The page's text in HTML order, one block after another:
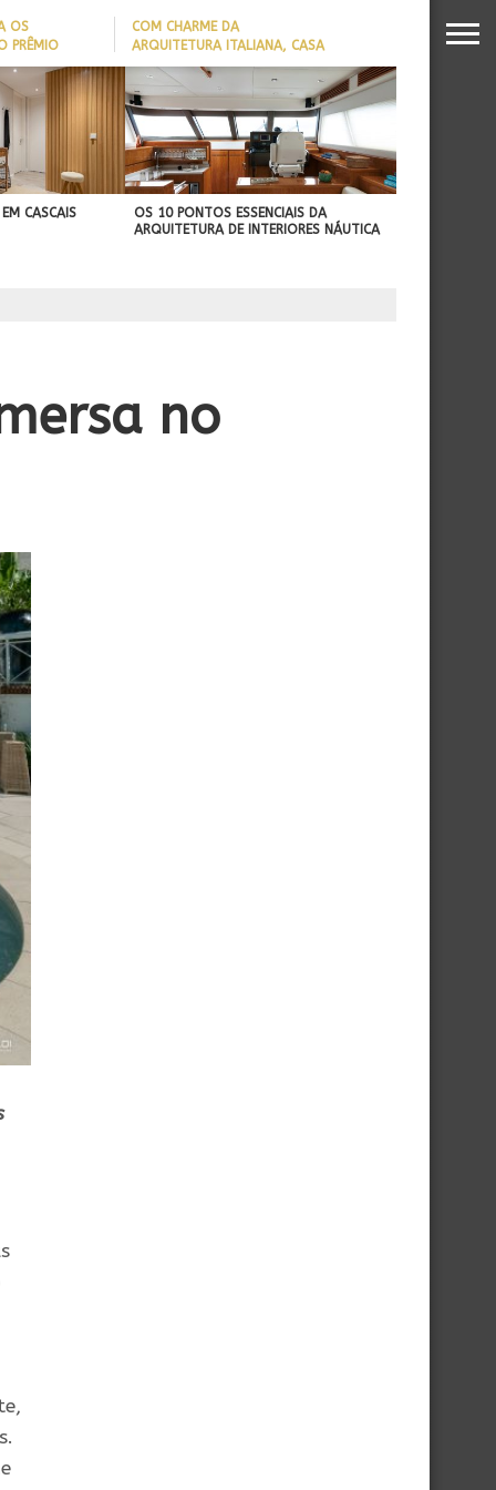
OS
PRÊMIO
DA
COM CHARME DA
ARQUITETURA ITALIANA, CASA
DE VILA COM 120M² GANHA
‘CARTÃO DE VISITAS’ COM
PAREDE DE TIJOLOS
APARENTES; CONFIRA
CASCAIS
OS 10 PONTOS ESSENCIAIS DA
ARQUITETURA DE INTERIORES NÁUTICA
no